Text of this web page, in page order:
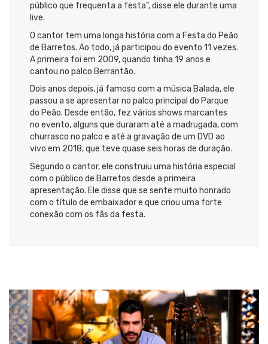
público que frequenta a festa”, disse ele durante uma
live.
O cantor tem uma longa história com a Festa do Peão
de Barretos. Ao todo, já participou do evento 11 vezes.
A primeira foi em 2009, quando tinha 19 anos e
cantou no palco Berrantão.
Dois anos depois, já famoso com a música Balada, ele
passou a se apresentar no palco principal do Parque
do Peão. Desde então, fez vários shows marcantes
no evento, alguns que duraram até a madrugada, com
churrasco no palco e até a gravação de um DVD ao
vivo em 2018, que teve quase seis horas de duração.
Segundo o cantor, ele construiu uma história especial
com o público de Barretos desde a primeira
apresentação. Ele disse que se sente muito honrado
com o título de embaixador e que criou uma forte
conexão com os fãs da festa.